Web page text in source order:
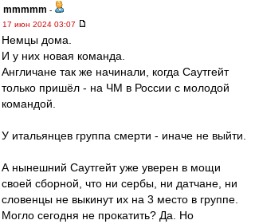
mmmmm -
17 июн 2024 03:07
Немцы дома.
И у них новая команда.
Англичане так же начинали, когда Саутгейт
только пришёл - на ЧМ в России с молодой
командой.
У итальянцев группа смерти - иначе не выйти.
А нынешний Саутгейт уже уверен в мощи
своей сборной, что ни сербы, ни датчане, ни
словенцы не выкинут их на 3 место в группе.
Могло сегодня не прокатить? Да. Но